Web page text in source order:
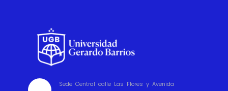
Sede Central calle Las Flores y Avenida